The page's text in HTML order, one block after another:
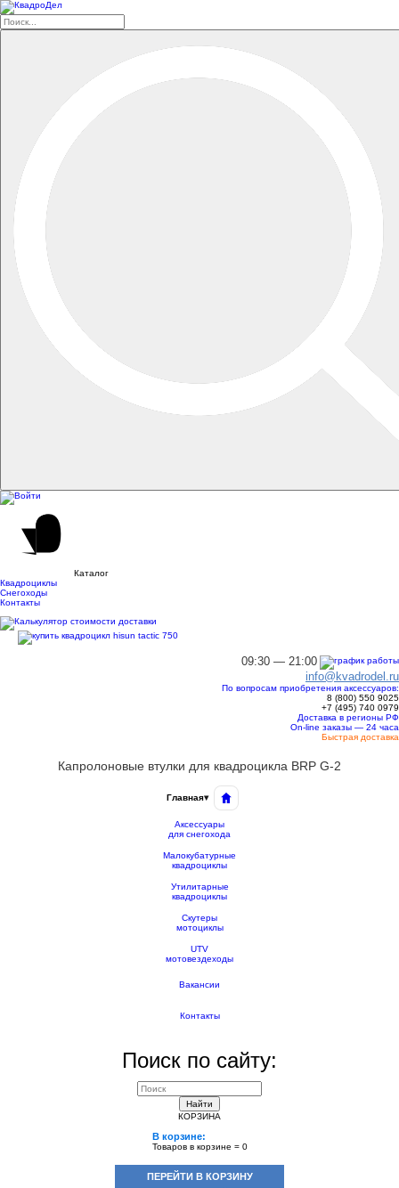
Каталог
Квадроциклы
Снегоходы
Контакты
09:30 — 21:00
info@kvadrodel.ru
По вопросам приобретения аксессуаров:
8 (800) 550 9025
+7 (495) 740 0979
Доставка в регионы РФ
On-line заказы — 24 часа
Быстрая доставка
Капролоновые втулки для квадроцикла BRP G-2
Главная▾
Аксессуары
для снегохода
Малокубатурные
квадроциклы
Утилитарные
квадроциклы
Скутеры
мотоциклы
UTV
мотовездеходы
Вакансии
Контакты
Поиск по сайту:
Найти
КОРЗИНА
В корзине:
Товаров в корзине = 0
ПЕРЕЙТИ В КОРЗИНУ